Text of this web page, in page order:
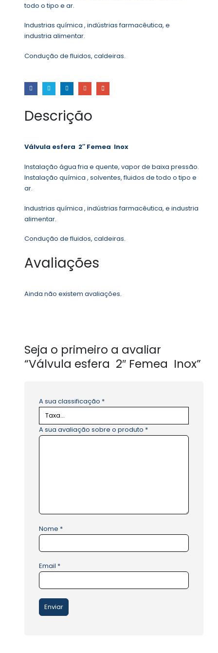
todo o tipo e ar.
Industrias química , indústrias farmacêutica, e
industria alimentar.
Condução de fluidos, caldeiras.
Descrição
Válvula esfera 2″ Femea Inox
Instalação água fria e quente, vapor de baixa pressão.
Instalação química , solventes, fluidos de todo o tipo e
ar.
Industrias química , indústrias farmacêutica, e industria
alimentar.
Condução de fluidos, caldeiras.
Avaliações
Ainda não existem avaliações.
Seja o primeiro a avaliar
“Válvula esfera 2″ Femea Inox”
A sua classificação *
A sua avaliação sobre o produto *
Nome *
Email *